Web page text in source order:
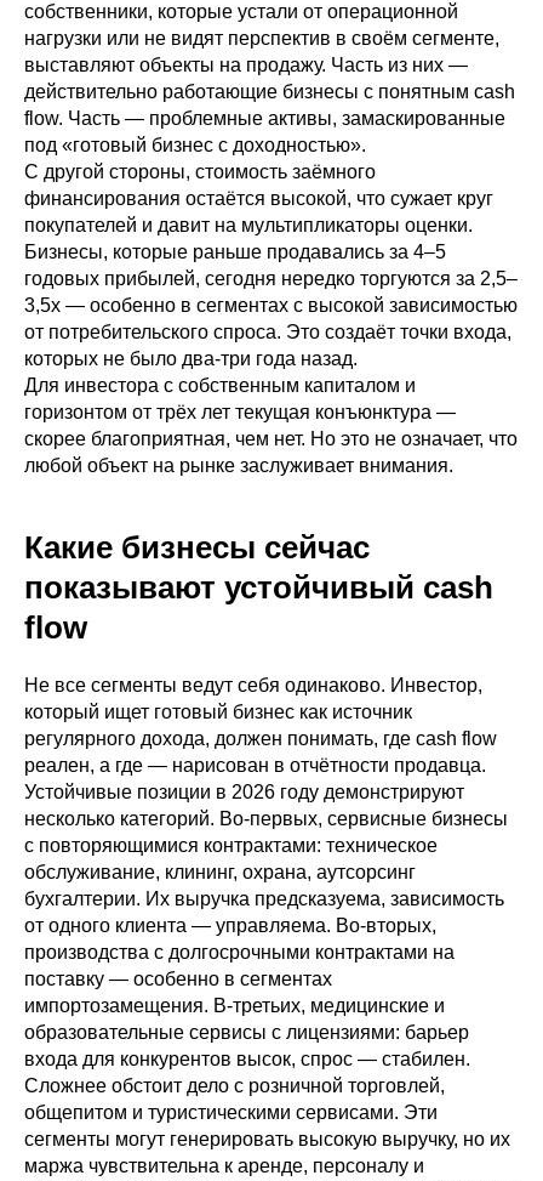
собственники, которые устали от операционной
нагрузки или не видят перспектив в своём сегменте,
выставляют объекты на продажу. Часть из них —
действительно работающие бизнесы с понятным cash
flow. Часть — проблемные активы, замаскированные
под «готовый бизнес с доходностью».
С другой стороны, стоимость заёмного
финансирования остаётся высокой, что сужает круг
покупателей и давит на мультипликаторы оценки.
Бизнесы, которые раньше продавались за 4–5
годовых прибылей, сегодня нередко торгуются за 2,5–
3,5x — особенно в сегментах с высокой зависимостью
от потребительского спроса. Это создаёт точки входа,
которых не было два-три года назад.
Для инвестора с собственным капиталом и
горизонтом от трёх лет текущая конъюнктура —
скорее благоприятная, чем нет. Но это не означает, что
любой объект на рынке заслуживает внимания.
Какие бизнесы сейчас
показывают устойчивый cash
flow
Не все сегменты ведут себя одинаково. Инвестор,
который ищет готовый бизнес как источник
регулярного дохода, должен понимать, где cash flow
реален, а где — нарисован в отчётности продавца.
Устойчивые позиции в 2026 году демонстрируют
несколько категорий. Во-первых, сервисные бизнесы
с повторяющимися контрактами: техническое
обслуживание, клининг, охрана, аутсорсинг
бухгалтерии. Их выручка предсказуема, зависимость
от одного клиента — управляема. Во-вторых,
производства с долгосрочными контрактами на
поставку — особенно в сегментах
импортозамещения. В-третьих, медицинские и
образовательные сервисы с лицензиями: барьер
входа для конкурентов высок, спрос — стабилен.
Сложнее обстоит дело с розничной торговлей,
общепитом и туристическими сервисами. Эти
сегменты могут генерировать высокую выручку, но их
маржа чувствительна к аренде, персоналу и